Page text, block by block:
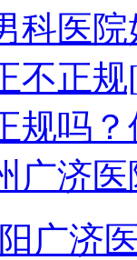
科医
不正
规吗
广济
广济